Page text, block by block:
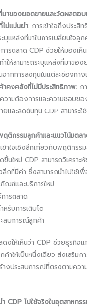
มาของยอดขายและวัดผลตอ
ม่แม่นยำ: การเข้าใจถึงประ
บุแหล่งที่มาในการเปลี่ยนใจลู
ารตลาด CDP ช่วยให้มองเห็
ให้สามารถระบุแหล่งที่มาของ
ากการลงทุนในแต่ละช่องทา
าคงคลังที่ไม่มีประสิทธิภาพ: ก
ามต้องการและความชอบขอ
ยและลดต้นทุน CDP สามาระใ
ฤติกรรมลูกค้าและแนวโน้มตล
ข้าใจเชิงลึกเกี่ยวกับพฤติกรร
ขึ้นใหม่ CDP สามารถวิเครา
กที่มีค่า ซึ่งสามารถนำไปใช้เพื่
ฑ์และบริการใหม่
ารตลาด
รับการเติบโต
สบการณ์ลูกค้า
ดงให้เห็นว่า CDP ช่วยธุรกิจ
ค้าให้เป็นหนึ่งเดียว ส่งเสริมก
างประสบการณ์ที่ตรงตามคว
CDP ไปใช้จริงในอุตสาหกร